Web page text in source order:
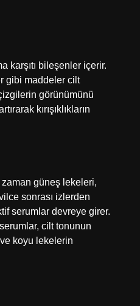
karşıtı bileşenler içerir.
gibi maddeler cilt
görünümünü
kırışıklıkların
güneş lekeleri,
sonrası izlerden
serumlar devreye girer.
cilt tonunun
koyu lekelerin